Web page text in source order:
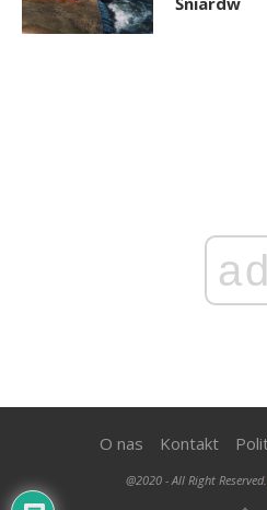
ad
O nas Kontakt
@2020 - All Right Reserved.